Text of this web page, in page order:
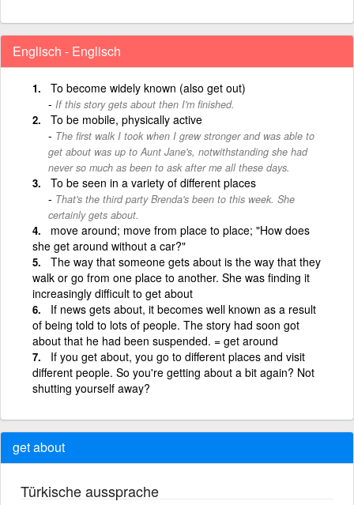
Englisch - Englisch
To become widely known (also get out)
If this story gets about then I'm finished.
To be mobile, physically active
The first walk I took when I grew stronger and was able to
get about was up to Aunt Jane's, notwithstanding she had
never so much as been to ask after me all these days.
To be seen in a variety of different places
That's the third party Brenda's been to this week. She
certainly gets about.
move around; move from place to place; "How does
she get around without a car?"
The way that someone gets about is the way that they
walk or go from one place to another. She was finding it
increasingly difficult to get about
If news gets about, it becomes well known as a result
of being told to lots of people. The story had soon got
about that he had been suspended. = get around
If you get about, you go to different places and visit
different people. So you're getting about a bit again? Not
shutting yourself away?
get about
Türkische aussprache